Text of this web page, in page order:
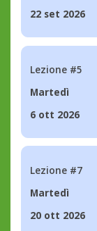
22 set 2026
Lezione #5
Martedì
6 ott 2026
Lezione #7
Martedì
20 ott 2026